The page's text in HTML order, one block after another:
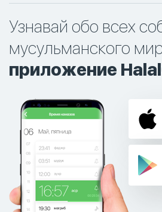
Узнавай обо всех
мусульманского
приложение